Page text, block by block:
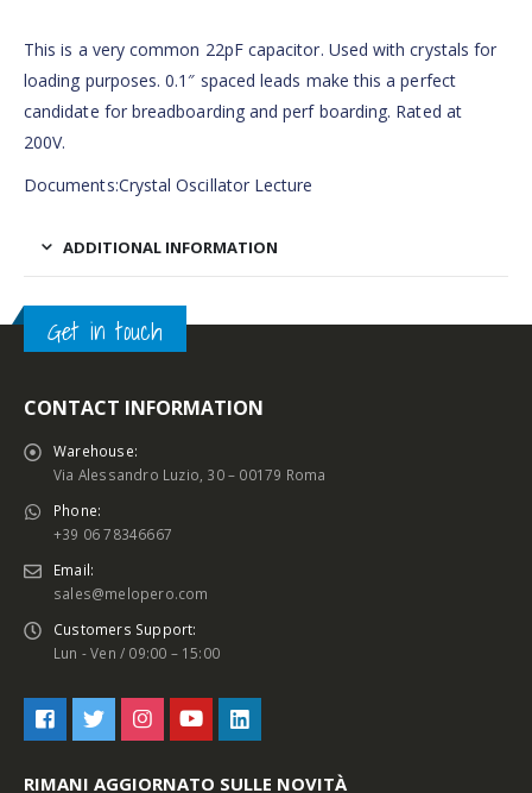
This is a very common 22pF capacitor. Used with crystals for
loading purposes. 0.1″ spaced leads make this a perfect
candidate for breadboarding and perf boarding. Rated at
200V.
Documents:Crystal Oscillator Lecture
ADDITIONAL INFORMATION
Get in touch
CONTACT INFORMATION
Warehouse:
Via Alessandro Luzio, 30 – 00179 Roma
Phone:
+39 06 78346667
Email:
sales@melopero.com
Customers Support:
Lun - Ven / 09:00 – 15:00
RIMANI AGGIORNATO SULLE NOVITÀ